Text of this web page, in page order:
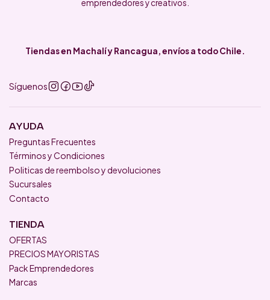
emprendedores y creativos.
Tiendas en Machalí y Rancagua, envíos a todo Chile.
Síguenos
AYUDA
Preguntas Frecuentes
Términos y Condiciones
Politicas de reembolso y devoluciones
Sucursales
Contacto
TIENDA
OFERTAS
PRECIOS MAYORISTAS
Pack Emprendedores
Marcas